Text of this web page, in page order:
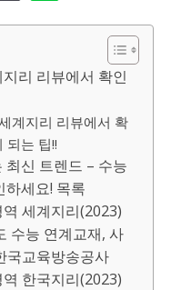
리 리뷰에서 확인
계지리 리뷰에서 확
되는 팁!!
신 트렌드 – 수능
세요! 목록
세계지리(2023)
수능 연계교재, 사
국교육방송공사
한국지리(2023)